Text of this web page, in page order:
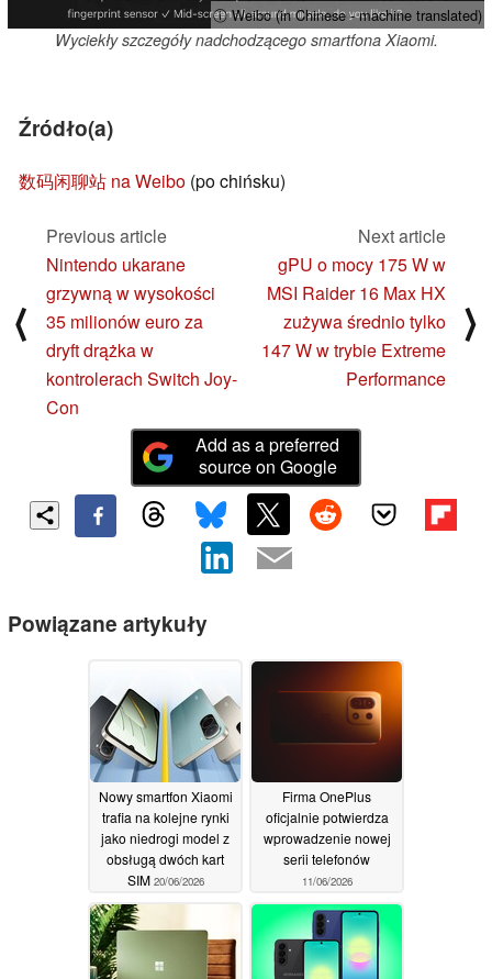
ⓘ Weibo (in Chinese - machine translated)
Wyciekły szczegóły nadchodzącego smartfona Xiaomi.
Źródło(a)
数码闲聊站 na Weibo (po chińsku)
⟨
Previous article
Nintendo ukarane
grzywną w wysokości
35 milionów euro za
dryft drążka w
kontrolerach Switch Joy-
Con
Next article
gPU o mocy 175 W w
MSI Raider 16 Max HX
zużywa średnio tylko
147 W w trybie Extreme
Performance
⟩
Add as a preferred
source on Google
Powiązane artykuły
Nowy smartfon Xiaomi
trafia na kolejne rynki
jako niedrogi model z
obsługą dwóch kart
SIM 20/06/2026
Firma OnePlus
oficjalnie potwierdza
wprowadzenie nowej
serii telefonów
11/06/2026